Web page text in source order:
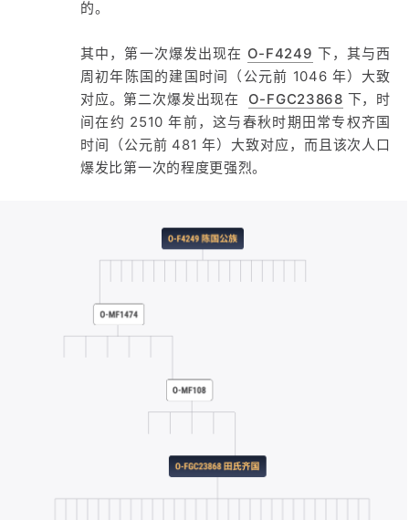
的。
其中，第一次爆发出现在 O-F4249 下，其与西
周初年陈国的建国时间（公元前 1046 年）大致
对应。第二次爆发出现在 O-FGC23868 下，时
间在约 2510 年前，这与春秋时期田常专权齐国
时间（公元前 481 年）大致对应，而且该次人口
爆发比第一次的程度更强烈。